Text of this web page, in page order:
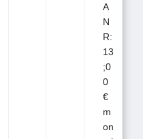
A
N
R:
13
;0
0
€
m
on